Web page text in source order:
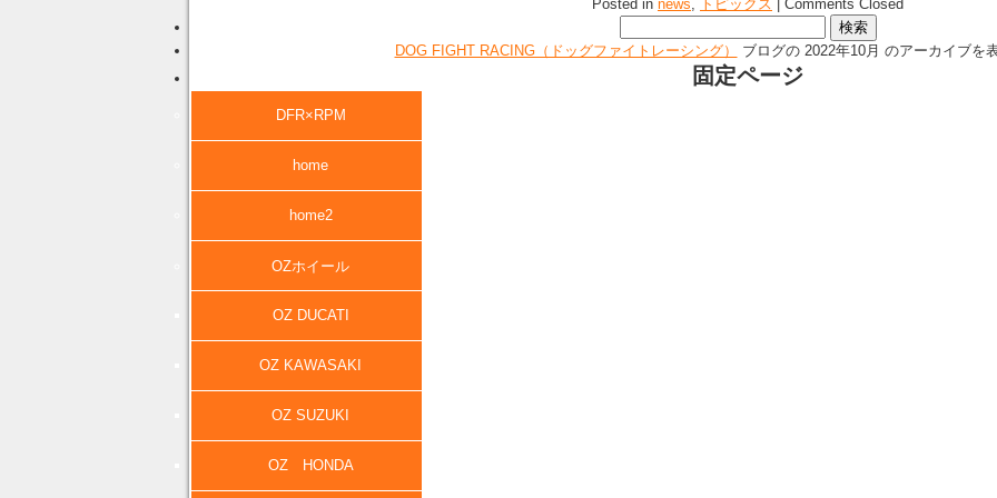
Posted in news, トピックス
Comments Closed
索:
DOG FIGHT RACING（ドッグファイトレーシング） ブログの 2022年10月 のアーカイブを
固定ページ
DFR×RPM
home
home2
OZホイール
OZ DUCATI
OZ KAWASAKI
OZ SUZUKI
OZ HONDA